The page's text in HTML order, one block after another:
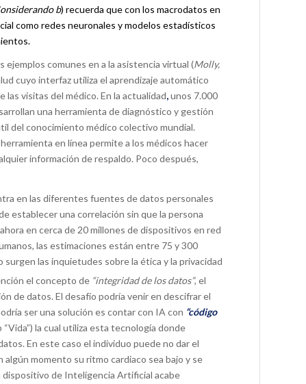
b) recuerda que con los macrodatos en
como redes neuronales y modelos estadísticos
comunes en a la asistencia virtual (Molly,
cuyo interfaz utiliza el aprendizaje automático
visitas del médico. En la actualidad,unos 7.000
una herramienta de diagnóstico y gestión
del conocimiento médico colectivo mundial.
herramienta en línea permite a los médicos hacer
información de respaldo. Poco después,
en las diferentes fuentes de datos personales
establecer una correlación sin que la persona
en cerca de 20 millones de dispositivos en red
las estimaciones están entre 75 y 300
las inquietudes sobre la ética y la privacidad
el concepto de “integridad de los datos”, el
de datos. El desafío podría venir en descifrar el
ser una solución es contar con IA con “código
“Vida”) la cual utiliza esta tecnología donde
En este caso el individuo puede no dar el
momento su ritmo cardiaco sea bajo y se
dispositivo de Inteligencia Artificial acabe